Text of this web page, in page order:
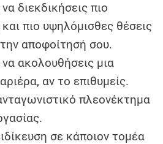
διεκδικήσεις πιο
πιο υψηλόμισθες θέσεις
αποφοίτησή σου.
ακολουθήσεις μια
αν το επιθυμείς.
πλεονέκτημα
σε κάποιον τομέα